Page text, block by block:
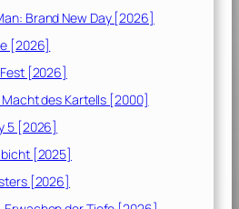
Brand New Day [2026]
[2026]
[2026]
des Kartells [2000]
5 [2026]
[2025]
[2026]